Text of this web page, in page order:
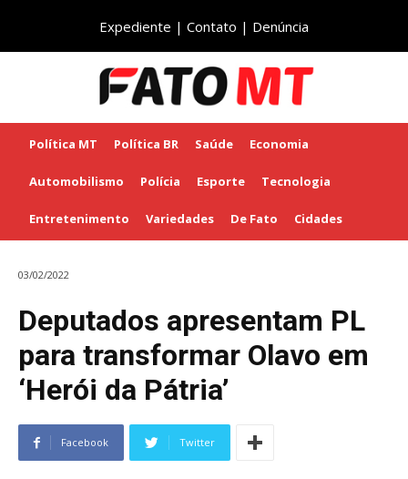
Expediente | Contato | Denúncia
Política MT Política BR Saúde Economia
Automobilismo Polícia Esporte Tecnologia
Entretenimento Variedades De Fato Cidades
03/02/2022
Deputados apresentam PL
para transformar Olavo em
‘Herói da Pátria’
Facebook Twitter